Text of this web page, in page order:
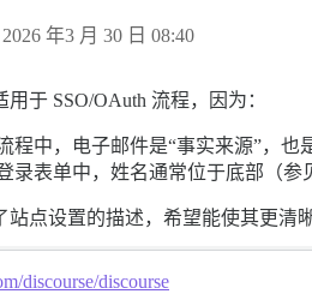
2026 年3 月 30 日 08:40
于 SSO/OAuth 流程，因为：
程中，电子邮件是“事实来源”，也
录表单中，姓名通常位于底部（参
站点设置的描述，希望能使其更清晰
discourse/discourse